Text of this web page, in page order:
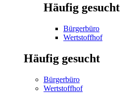
Häufig gesucht
Bürgerbüro
Wertstoffhof
Häufig gesucht
Bürgerbüro
Wertstoffhof